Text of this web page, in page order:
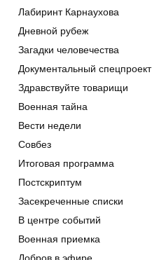
Лабиринт Карнаухова
Дневной рубеж
Загадки человечества
Документальный спецпроект
Здравствуйте товарищи
Военная тайна
Вести недели
Совбез
Итоговая программа
Постскриптум
Засекреченные списки
В центре событий
Военная приемка